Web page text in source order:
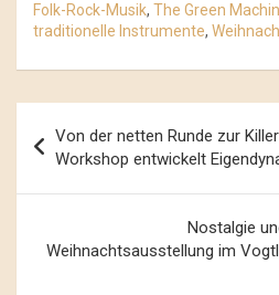
Folk-Rock-Musik, The Green
traditionelle Instrumente,
Navigation
Von der netten Runde zur
Workshop entwickelt
Nostalgie
Weihnachtsausstellung im